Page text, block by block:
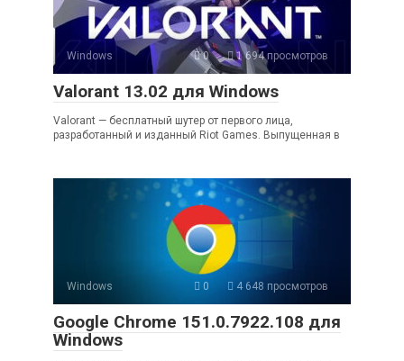
Windows 0 1 694 просмотров
Valorant 13.02 для Windows
Valorant — бесплатный шутер от первого лица,
разработанный и изданный Riot Games. Выпущенная в
Windows 0 4 648 просмотров
Google Chrome 151.0.7922.108 для
Windows